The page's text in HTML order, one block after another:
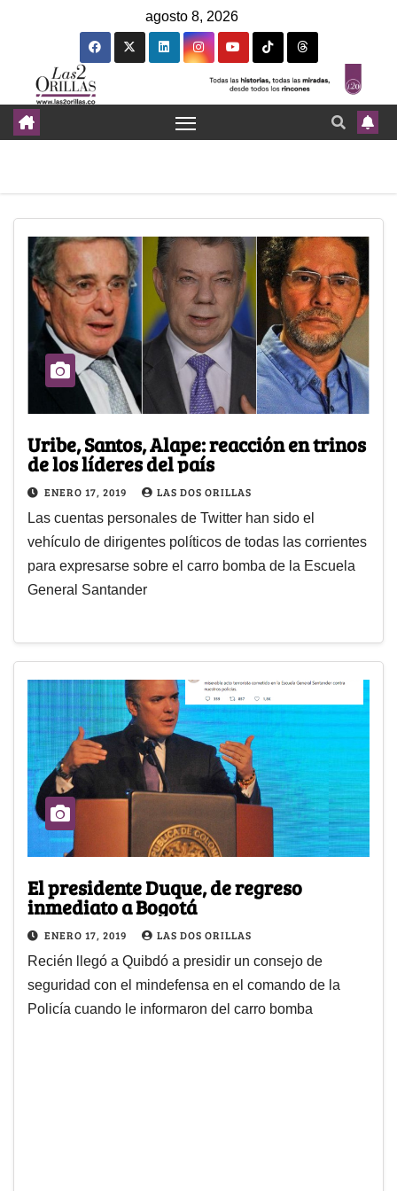
agosto 8, 2026
Uribe, Santos, Alape: reacción en trinos
de los líderes del país
ENERO 17, 2019 LAS DOS ORILLAS
Las cuentas personales de Twitter han sido el
vehículo de dirigentes políticos de todas las corrientes
para expresarse sobre el carro bomba de la Escuela
General Santander
El presidente Duque, de regreso
inmediato a Bogotá
ENERO 17, 2019 LAS DOS ORILLAS
Recién llegó a Quibdó a presidir un consejo de
seguridad con el mindefensa en el comando de la
Policía cuando le informaron del carro bomba